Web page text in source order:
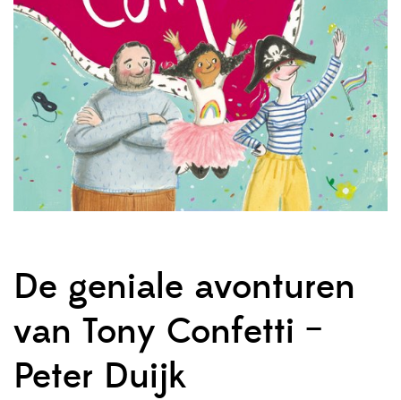
De geniale avonturen
van Tony Confetti –
Peter Duijk